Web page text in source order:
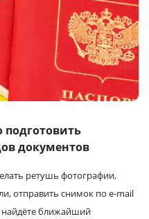
документов
ретушь фотографии,
отправить снимок по e-mail
найдёте ближайший